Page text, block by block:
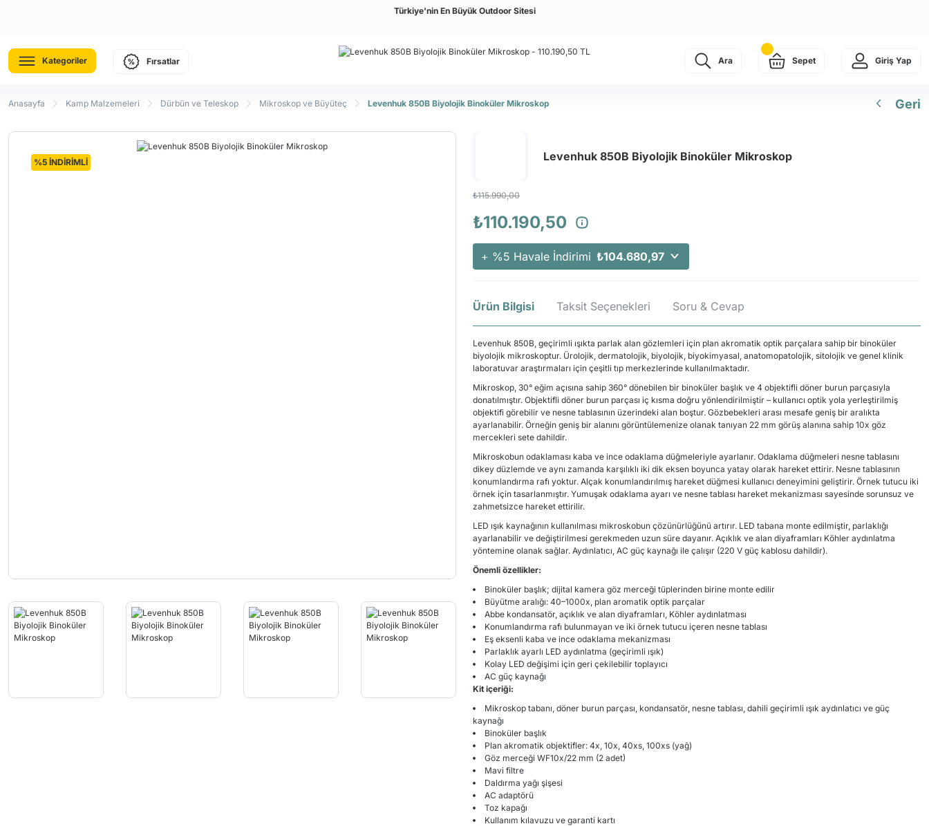
Türkiye'nin En Büyük Outdoor Sitesi
Kategoriler Fırsatlar Ara Sepet Giriş Yap
Anasayfa Kamp Malzemeleri Dürbün ve Teleskop Mikroskop ve Büyüteç Levenhuk 850B Biyolojik Binoküler Mikroskop Geri
%5 İNDİRİMLİ Levenhuk 850B Biyolojik Binoküler Mikroskop
₺115.990,00
₺110.190,50
+ %5 Havale İndirimi ₺104.680,97
Ürün Bilgisi Taksit Seçenekleri Soru & Cevap
Levenhuk 850B, geçirimli ışıkta parlak alan gözlemleri için plan akromatik optik parçalara sahip bir binoküler
biyolojik mikroskoptur. Ürolojik, dermatolojik, biyolojik, biyokimyasal, anatomopatolojik, sitolojik ve genel klinik
laboratuvar araştırmaları için çeşitli tıp merkezlerinde kullanılmaktadır.
Mikroskop, 30° eğim açısına sahip 360° dönebilen bir binoküler başlık ve 4 objektifli döner burun parçasıyla
donatılmıştır. Objektifli döner burun parçası iç kısma doğru yönlendirilmiştir – kullanıcı optik yola yerleştirilmiş
objektifi görebilir ve nesne tablasının üzerindeki alan boştur. Gözbebekleri arası mesafe geniş bir aralıkta
ayarlanabilir. Örneğin geniş bir alanını görüntülemenize olanak tanıyan 22 mm görüş alanına sahip 10x göz
mercekleri sete dahildir.
Mikroskobun odaklaması kaba ve ince odaklama düğmeleriyle ayarlanır. Odaklama düğmeleri nesne tablasını
dikey düzlemde ve aynı zamanda karşılıklı iki dik eksen boyunca yatay olarak hareket ettirir. Nesne tablasının
konumlandırma rafı yoktur. Alçak konumlandırılmış hareket düğmesi kullanıcı deneyimini geliştirir. Örnek tutucu iki
örnek için tasarlanmıştır. Yumuşak odaklama ayarı ve nesne tablası hareket mekanizması sayesinde sorunsuz ve
zahmetsizce hareket ettirilir.
LED ışık kaynağının kullanılması mikroskobun çözünürlüğünü artırır. LED tabana monte edilmiştir, parlaklığı
ayarlanabilir ve değiştirilmesi gerekmeden uzun süre dayanır. Açıklık ve alan diyaframları Köhler aydınlatma
yöntemine olanak sağlar. Aydınlatıcı, AC güç kaynağı ile çalışır (220 V güç kablosu dahildir).
Önemli özellikler:
Binoküler başlık; dijital kamera göz merceği tüplerinden birine monte edilir
Büyütme aralığı: 40–1000x, plan aromatik optik parçalar
Abbe kondansatör, açıklık ve alan diyaframları, Köhler aydınlatması
Konumlandırma rafı bulunmayan ve iki örnek tutucu içeren nesne tablası
Eş eksenli kaba ve ince odaklama mekanizması
Parlaklık ayarlı LED aydınlatma (geçirimli ışık)
Kolay LED değişimi için geri çekilebilir toplayıcı
AC güç kaynağı
Kit içeriği:
Mikroskop tabanı, döner burun parçası, kondansatör, nesne tablası, dahili geçirimli ışık aydınlatıcı ve güç
kaynağı
Binoküler başlık
Plan akromatik objektifler: 4x, 10x, 40xs, 100xs (yağ)
Göz merceği WF10x/22 mm (2 adet)
Mavi filtre
Daldırma yağı şişesi
AC adaptörü
Toz kapağı
Kullanım kılavuzu ve garanti kartı